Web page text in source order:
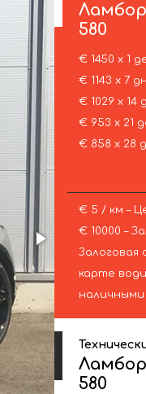
580
€ 1450 х 1
€ 1143 х 7
€ 1029 х 14
€ 953 х 21
€ 858 х 28
€ 5 / км –
€ 10000 –
Залоговая
карте
580